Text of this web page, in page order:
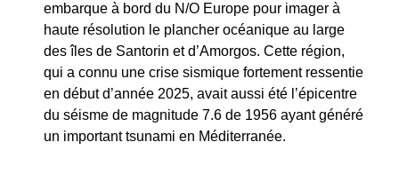
embarque à bord du N/O Europe pour imager à
haute résolution le plancher océanique au large
des îles de Santorin et d’Amorgos. Cette région,
qui a connu une crise sismique fortement ressentie
en début d’année 2025, avait aussi été l’épicentre
du séisme de magnitude 7.6 de 1956 ayant généré
un important tsunami en Méditerranée.